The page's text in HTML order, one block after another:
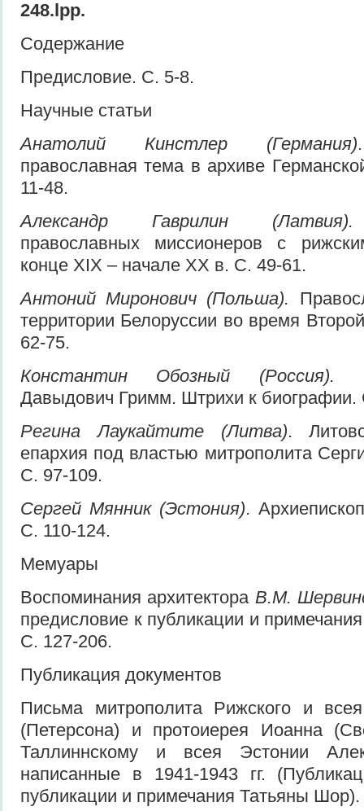
248.lpp.
Содержание
Предисловие. С. 5-8.
Научные статьи
Анатолий Кинстлер (Германия)
православная тема в архиве
11-48.
Александр Гаврилин
православных миссионеров с
конце XIX – начале XX в. С. 49-61.
Антоний Миронович (Польша).
территории Белоруссии во время
62-75.
Константин Обозный (Россия).
Давыдович Гримм. Штрихи к биографии.
Регина Лаукайтите (Литва).
епархия под властью митрополита
С. 97-109.
Сергей Мянник (Эстония).
С. 110-124.
Мемуары
Воспоминания архитектора В.М.
предисловие к публикации и
С. 127-206.
Публикация документов
Письма митрополита Рижского и
(Петерсона) и протоиерея Иоанна
Таллиннскому и всея Эстонии
написанные в 1941-1943 гг.
публикации и примечания Татьяны